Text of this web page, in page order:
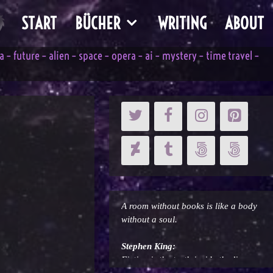
START BÜCHER WRITING ABOUT
future – alien – space – opera – ai – mystery – time travel –
Cicero:
A room without books is like a body
without a soul.
Stephen King:
Fiction is the truth inside the lie.
Emily Dickinson: